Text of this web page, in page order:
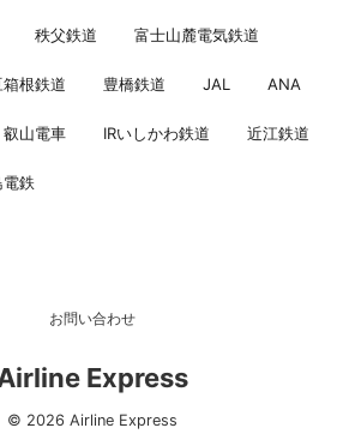
秩父鉄道 富士山麓電気鉄道
根鉄道 豊橋鉄道 JAL ANA
叡山電車 IRいしかわ鉄道 近江鉄道
電鉄
お問い合わせ
Express
© 2026 Airline Express